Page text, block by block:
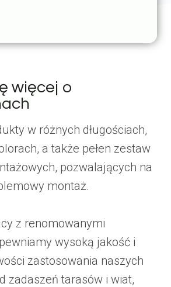
więcej o
w różnych długościach,
a także pełen zestaw
pozwalających na
montaż.
z renomowanymi
wysoką jakość i
zastosowania naszych
zadaszeń tarasów i wiat,